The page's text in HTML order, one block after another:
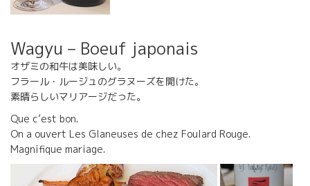
Wagyu – Boeuf japonais
オザミの和牛は美味しい。
フラール・ルージュのグラヌーズを開けた。
素晴らしいマリアージだった。
Que c’est bon.
On a ouvert Les Glaneuses de chez Foulard Rouge.
Magnifique mariage.